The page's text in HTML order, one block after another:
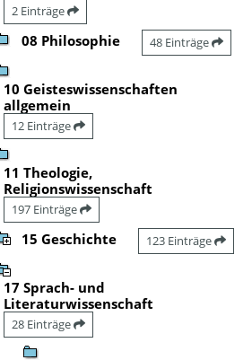
2 Einträge
08 Philosophie 48 Einträge
10 Geisteswissenschaften
allgemein
12 Einträge
11 Theologie,
Religionswissenschaft
197 Einträge
15 Geschichte 123 Einträge
17 Sprach- und
Literaturwissenschaft
28 Einträge